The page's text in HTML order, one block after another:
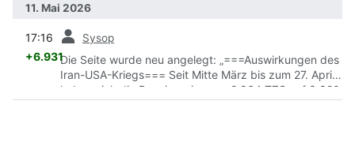
11. Mai 2026
17:16 Sysop
+6.931Die Seite wurde neu angelegt: „===Auswirkungen des
Iran-USA-Kriegs=== Seit Mitte März bis zum 27. April
haben sich die Benzinpreise von 2.864 TZS auf 3.820
TZS und die Dieselpreise von 2.932 TZS auf 3.684